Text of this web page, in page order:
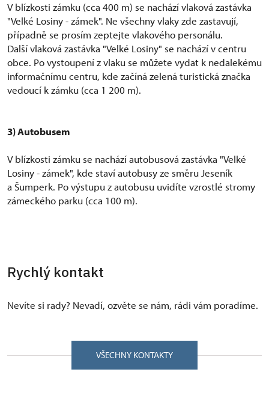
V blízkosti zámku (cca 400 m) se nachází vlaková zastávka
"Velké Losiny - zámek". Ne všechny vlaky zde zastavují,
případně se prosím zeptejte vlakového personálu.
Další vlaková zastávka "Velké Losiny" se nachází v centru
obce. Po vystoupení z vlaku se můžete vydat k nedalekému
informačnímu centru, kde začíná zelená turistická značka
vedoucí k zámku (cca 1 200 m).
3) Autobusem
V blízkosti zámku se nachází autobusová zastávka "Velké
Losiny - zámek", kde staví autobusy ze směru Jeseník
a Šumperk. Po výstupu z autobusu uvidíte vzrostlé stromy
zámeckého parku (cca 100 m).
Rychlý kontakt
Nevíte si rady? Nevadí, ozvěte se nám, rádi vám poradíme.
VŠECHNY KONTAKTY